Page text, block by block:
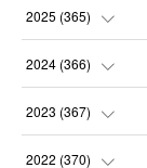
(7)
(31
(30
(31
2025 (365)
(31
(30
(31
2024 (366)
(32
(30
2023 (367)
(31
2022 (370)